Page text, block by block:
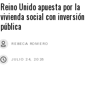
Reino Unido apuesta por la
vivienda social con inversión
pública
REBECA ROMERO
JULIO 24, 2026